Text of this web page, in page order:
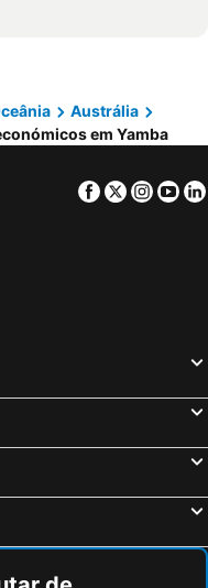
Austrália
em Yamba
Facebook
Twitter